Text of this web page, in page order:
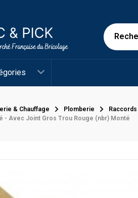
& Chauffage Plomberie Raccords
- Avec Joint Gros Trou Rouge (nbr) Monté